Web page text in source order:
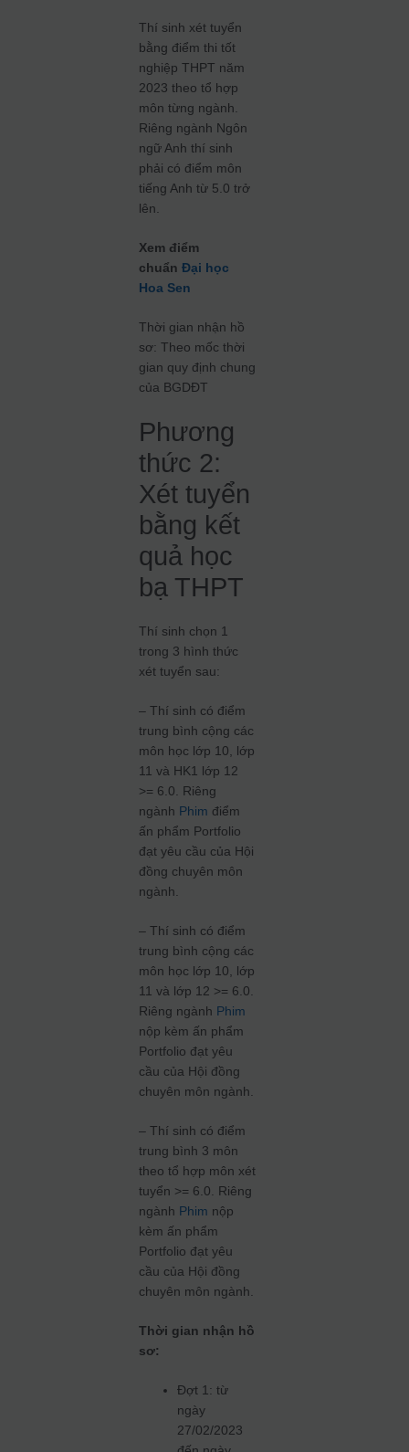
Thí sinh xét tuyển
bằng điểm thi tốt
nghiệp THPT năm
2023 theo tổ hợp
môn từng ngành.
Riêng ngành Ngôn
ngữ Anh thí sinh
phải có điểm môn
tiếng Anh từ 5.0 trở
lên.
Xem điểm
chuẩnĐại học
Hoa Sen
Thời gian nhận hồ
sơ: Theo mốc thời
gian quy định chung
của BGDĐT
Phương
thức 2:
Xét tuyển
bằng kết
quả học
bạ THPT
Thí sinh chọn 1
trong 3 hình thức
xét tuyển sau:
– Thí sinh có điểm
trung bình cộng các
môn học lớp 10, lớp
11 và HK1 lớp 12
>= 6.0. Riêng
ngành Phim điểm
ấn phẩm Portfolio
đạt yêu cầu của Hội
đồng chuyên môn
ngành.
– Thí sinh có điểm
trung bình cộng các
môn học lớp 10, lớp
11 và lớp 12 >= 6.0.
Riêng ngành Phim
nộp kèm ấn phẩm
Portfolio đạt yêu
cầu của Hội đồng
chuyên môn ngành.
– Thí sinh có điểm
trung bình 3 môn
theo tổ hợp môn xét
tuyển >= 6.0. Riêng
ngành Phim nộp
kèm ấn phẩm
Portfolio đạt yêu
cầu của Hội đồng
chuyên môn ngành.
Thời gian nhận hồ
sơ:
Đợt 1: từ
ngày
27/02/2023